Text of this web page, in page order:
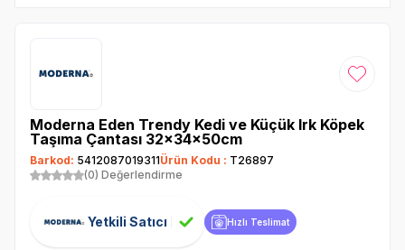
Favoriye
Moderna Eden Trendy Kedi ve Küçük Irk Köpek
Taşıma Çantası 32x34x50cm
Barkod: 5412087019311Ürün Kodu : T26897
(0) Değerlendirme
Yetkili Satıcı Hızlı Teslimat